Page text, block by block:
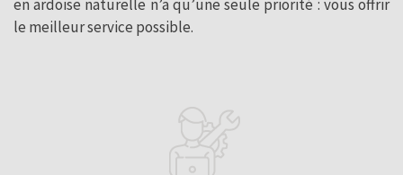
en ardoise naturelle n’a qu’une seule priorité : vous offrir
le meilleur service possible.